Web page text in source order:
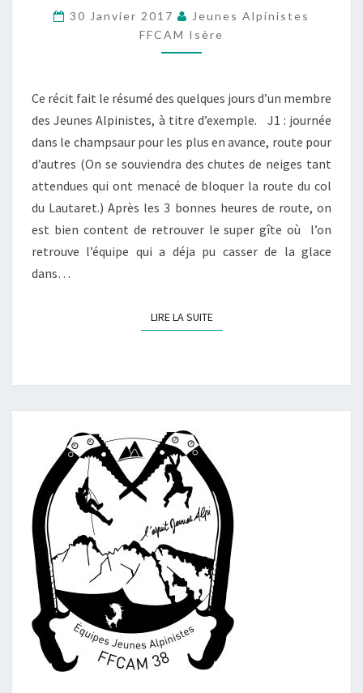
COMPLÉTEMENT
GIVRÉ!
30 Janvier 2017
Jeunes Alpinistes
FFCAM Isère
Ce récit fait le résumé des quelques jours d’un membre
des Jeunes Alpinistes, à titre d’exemple. J1 : journée
dans le champsaur pour les plus en avance, route pour
d’autres (On se souviendra des chutes de neiges tant
attendues qui ont menacé de bloquer la route du col
du Lautaret.) Après les 3 bonnes heures de route, on
est bien content de retrouver le super gîte où l’on
retrouve l’équipe qui a déja pu casser de la glace
dans…
LIRE LA SUITELIRE LA SUITE